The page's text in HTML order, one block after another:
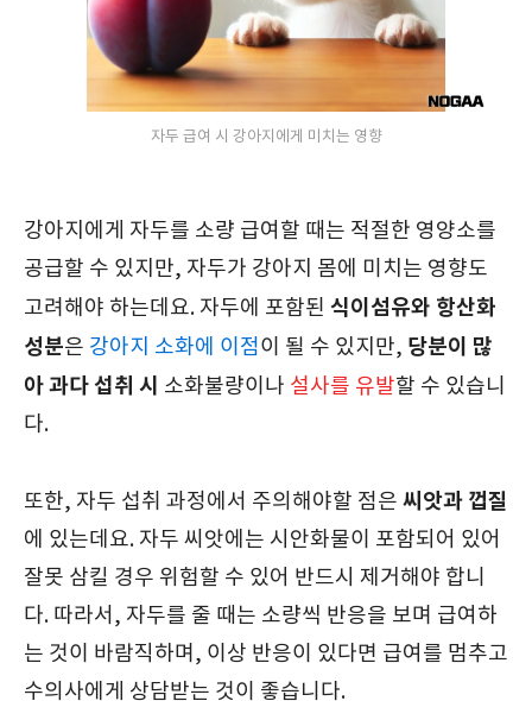
자두 급여 시 강아지에게 미치는 영향
강아지에게 자두를 소량 급여할 때는 적절한 영양소를
공급할 수 있지만, 자두가 강아지 몸에 미치는 영향도
고려해야 하는데요. 자두에 포함된 식이섬유와 항산화
성분은 강아지 소화에 이점이 될 수 있지만, 당분이 많
아 과다 섭취 시 소화불량이나 설사를 유발할 수 있습니
다.
또한, 자두 섭취 과정에서 주의해야할 점은 씨앗과 껍질
에 있는데요. 자두 씨앗에는 시안화물이 포함되어 있어
잘못 삼킬 경우 위험할 수 있어 반드시 제거해야 합니
다. 따라서, 자두를 줄 때는 소량씩 반응을 보며 급여하
는 것이 바람직하며, 이상 반응이 있다면 급여를 멈추고
수의사에게 상담받는 것이 좋습니다.